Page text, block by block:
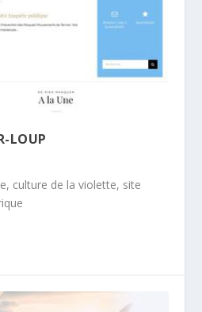
LOUP
culture de la violette, site